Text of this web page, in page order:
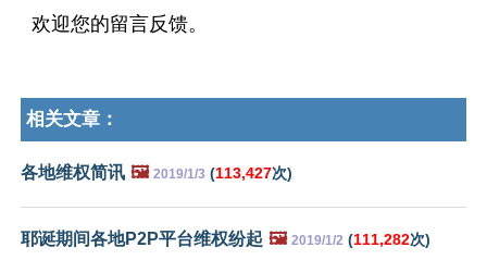
欢迎您的留言反馈。
相关文章：
各地维权简讯 🖼️ 2019/1/3 (113,427次)
耶诞期间各地P2P平台维权纷起 🖼️ 2019/1/2 (111,282次)